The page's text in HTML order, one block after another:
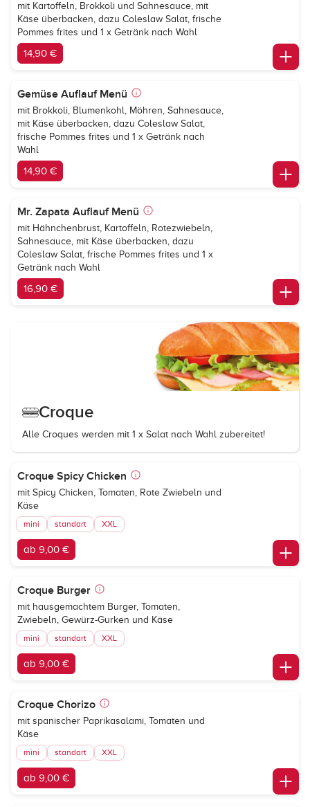
mit Kartoffeln, Brokkoli und Sahnesauce, mit
Käse überbacken, dazu Coleslaw Salat, frische
Pommes frites und 1 x Getränk nach Wahl
14,90 €
Gemüse Auflauf Menü
mit Brokkoli, Blumenkohl, Möhren, Sahnesauce,
mit Käse überbacken, dazu Coleslaw Salat,
frische Pommes frites und 1 x Getränk nach
Wahl
14,90 €
Mr. Zapata Auflauf Menü
mit Hähnchenbrust, Kartoffeln, Rotezwiebeln,
Sahnesauce, mit Käse überbacken, dazu
Coleslaw Salat, frische Pommes frites und 1 x
Getränk nach Wahl
16,90 €
Croque
Alle Croques werden mit 1 x Salat nach Wahl zubereitet!
Croque Spicy Chicken
mit Spicy Chicken, Tomaten, Rote Zwiebeln und
Käse
mini standart XXL
ab 9,00 €
Croque Burger
mit hausgemachtem Burger, Tomaten,
Zwiebeln, Gewürz-Gurken und Käse
mini standart XXL
ab 9,00 €
Croque Chorizo
mit spanischer Paprikasalami, Tomaten und
Käse
mini standart XXL
ab 9,00 €